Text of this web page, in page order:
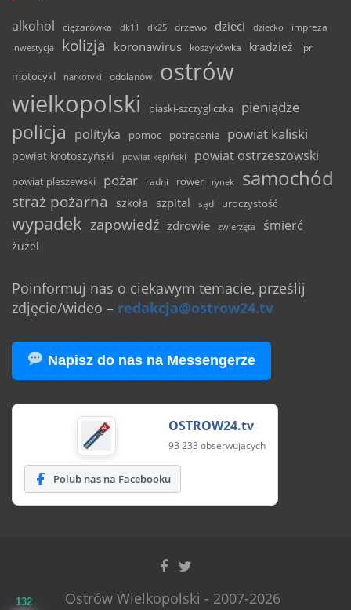
alkohol ciężarówka dk11 dk25 drzewo dzieci dziecko
impreza
inwestycja
kolizja koronawirus koszykówka kradzież lpr
motocykl narkotyki odolanów
ostrów
wielkopolski
piaski-szczygliczka pieniądze
policja polityka pomoc potrącenie powiat kaliski
powiat krotoszyński powiat kępiński powiat ostrzeszowski
powiat pleszewski pożar radni rower rynek samochód
straż pożarna szkoła szpital sąd uroczystość
wypadek zapowiedź zdrowie zwierzęta śmierć
żużel
Poinformuj nas o ciekawym temacie, prześlij
zdjęcie/wideo – redakcja@ostrow24.tv
Napisz do nas na Messengerze
OSTROW24.tv
93 233 obserwujących
Polub nas na Facebooku
Ostrów Wielkopolski - 2007-2026
132